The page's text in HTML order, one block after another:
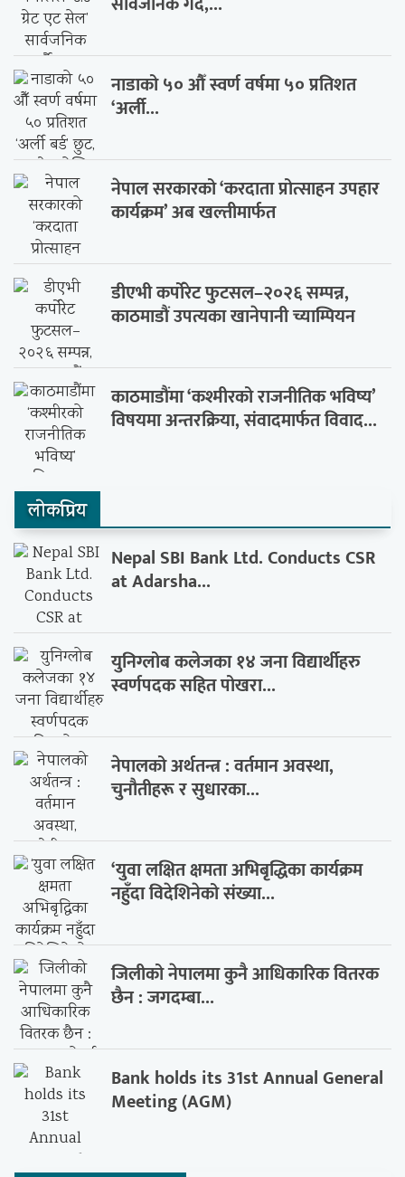
नाडाको ५० औँ स्वर्ण वर्षमा ५० प्रतिशत
‘अर्ली...
नेपाल सरकारको ‘करदाता प्रोत्साहन उपहार
कार्यक्रम’ अब खल्तीमार्फत
डीएभी कर्पोरेट फुटसल–२०२६ सम्पन्न,
काठमाडौं उपत्यका खानेपानी च्याम्पियन
काठमाडौंमा ‘कश्मीरको राजनीतिक भविष्य’
विषयमा अन्तरक्रिया, संवादमार्फत विवाद...
लाेकप्रिय
Nepal SBI Bank Ltd. Conducts CSR
at Adarsha...
युनिग्लोब कलेजका १४ जना विद्यार्थीहरु
स्वर्णपदक सहित पोखरा...
नेपालको अर्थतन्त्र : वर्तमान अवस्था,
चुनौतीहरू र सुधारका...
‘युवा लक्षित क्षमता अभिबृद्धिका कार्यक्रम
नहुँदा विदेशिनेको संख्या...
जिलीको नेपालमा कुनै आधिकारिक वितरक
छैन : जगदम्बा...
Bank holds its 31st Annual General
Meeting (AGM)